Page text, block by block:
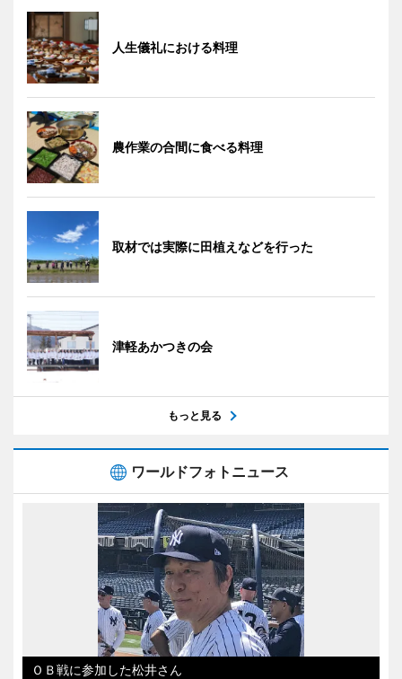
人生儀礼における料理
農作業の合間に食べる料理
取材では実際に田植えなどを行った
津軽あかつきの会
もっと見る
ワールドフォトニュース
ＯＢ戦に参加した松井さん